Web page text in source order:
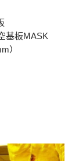
基板MASK
）